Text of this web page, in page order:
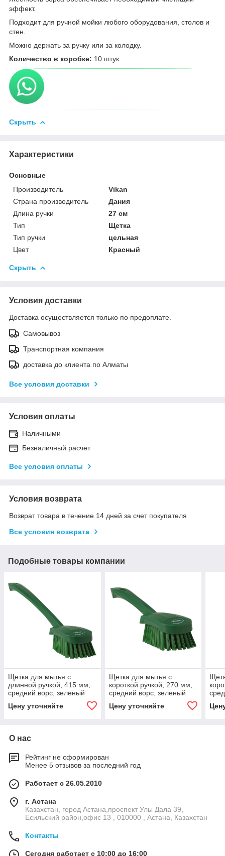
эффект.
Подходит для ручной мойки любого оборудования, столов и
стен.
Можно держать за ручку или за колодку.
Количество в коробке: 10 штук.
Скрыть
Характеристики
Основные
Производитель
Vikan
Страна производитель
Дания
Длина ручки
27 см
Тип
Щетка
Тип ручки
цельная
Цвет
Красный
Скрыть
Условия доставки
Доставка осуществляется только по предоплате.
Самовывоз
Транспортная компания
доставка до клиента по Алматы
Все условия доставки
Условия оплаты
Наличными
Безналичный расчет
Все условия оплаты
Условия возврата
Возврат товара в течение 14 дней за счет покупателя
Все условия возврата
Подобные товары компании
Щетка для мытья с
длинной ручкой, 415 мм,
средний ворс, зеленый
Цену уточняйте
Щетка для мытья с
короткой ручкой, 270 мм,
средний ворс, зеленый
Цену уточняйте
О нас
Рейтинг не сформирован
Менее 5 отзывов за последний год
Работает с 26.05.2010
г. Астана
Казахстан, город Астана,проспект Улы Дала 39,
Есильский район,офис 13 , 010000 , Астана, Казахстан
Контакты
Сегодня работает с 10:00 до 16:00